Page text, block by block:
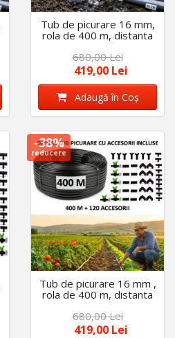
Tub de picurare 16 mm,
rola de 400 m, distanta
L/h cu 120 accesorii
680,00 Lei
419,00 Lei
Adaugă în Coş
-38%
reducere
Tub de picurare 16 mm ,
rola de 400 m, distanta
L/h cu 120 accesorii
680,00 Lei
419,00 Lei